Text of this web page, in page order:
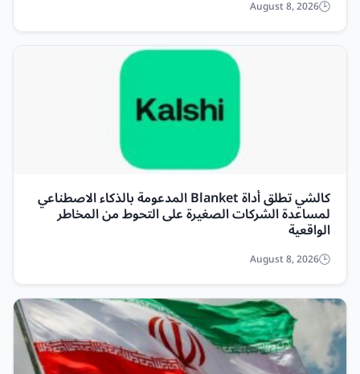
August 8, 2026
كالشي تطلق أداة Blanket المدعومة بالذكاء الاصطناعي
لمساعدة الشركات الصغيرة على التحوط من المخاطر
الواقعية
August 8, 2026